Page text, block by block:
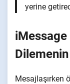
yerine
iMessage
Mesajlaşırken